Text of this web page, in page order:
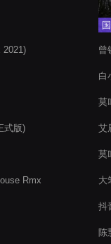
2021)
式版)
Rmx
曾
白
莫
艾
莫
大
抖
陈